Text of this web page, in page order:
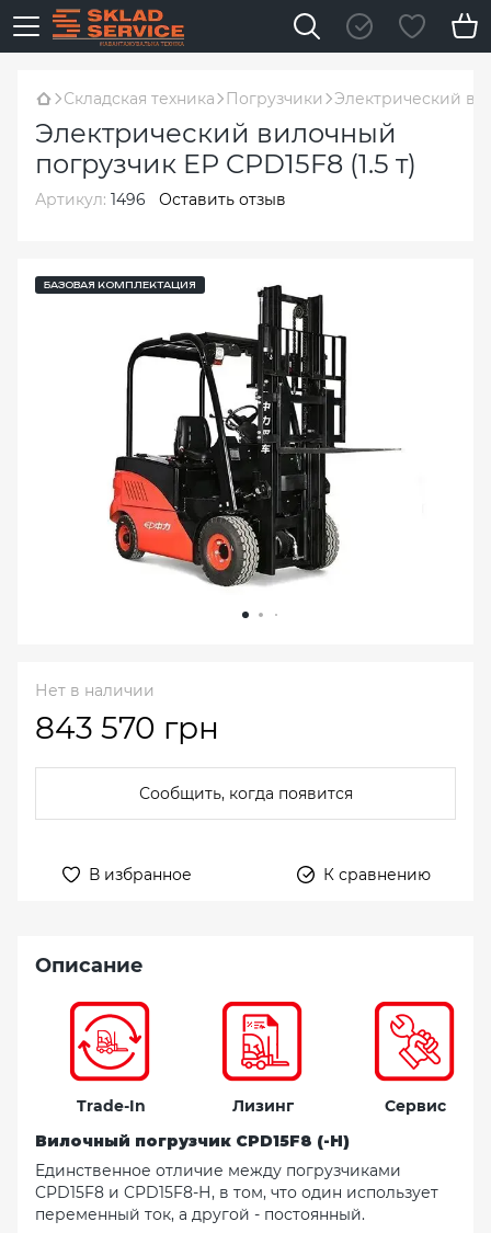
Складская техника Погрузчики Электрический
Электрический вилочный
погрузчик EP CPD15F8 (1.5 т)
Артикул: 1496 Оставить отзыв
БАЗОВАЯ КОМПЛЕКТАЦИЯ
Нет в наличии
843 570 грн
Сообщить, когда появится
В избранное К сравнению
Описание
Trade-In Лизинг
Сервис
Вилочный погрузчик CPD15F8 (-H)
Единственное отличие между погрузчиками
CPD15F8 и CPD15F8-Н, в том, что один использует
переменный ток, а другой - постоянный.